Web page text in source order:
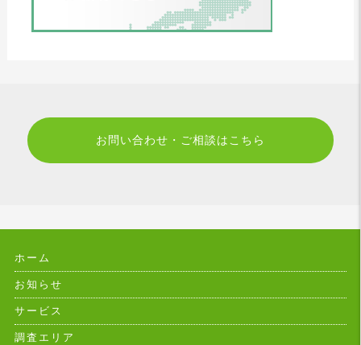
お問い合わせ・ご相談はこちら
ホーム
お知らせ
サービス
調査エリア